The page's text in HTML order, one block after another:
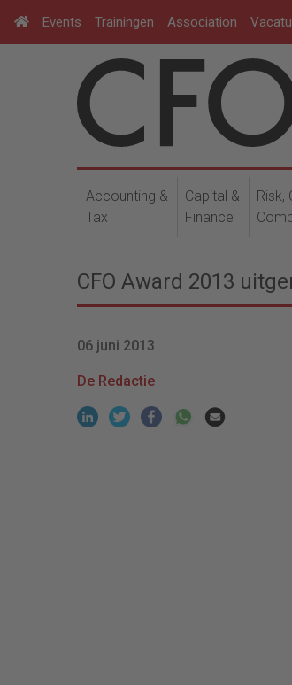
Events Trainingen Association
Accounting &
Tax
Capital &
Finance
Risk,
CFO Award 2013
06 juni 2013
De Redactie